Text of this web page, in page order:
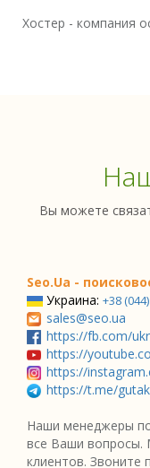
Хостер - компания
Вы можете
Seo.Ua -
Украина: +38
sales@seo.ua
https://fb.com/
https://
https://
https://t.me/
Наши менеджеры
все Ваши вопросы.
клиентов. Звоните